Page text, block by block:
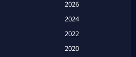
Story สร้างจากเรื่องจริง(2)
2026
2024
2022
2020